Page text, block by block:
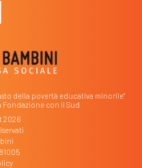
della povertà educativa minorile"
con il Sud
2026